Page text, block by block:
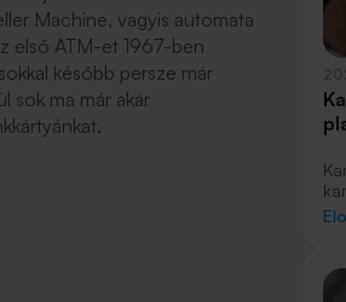
Machine, vagyis automata
első ATM-et 1967-ben
később persze már
sok ma már akár